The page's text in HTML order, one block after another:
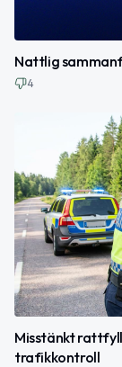
Nattlig
4
Misstänkt
trafikkontroll